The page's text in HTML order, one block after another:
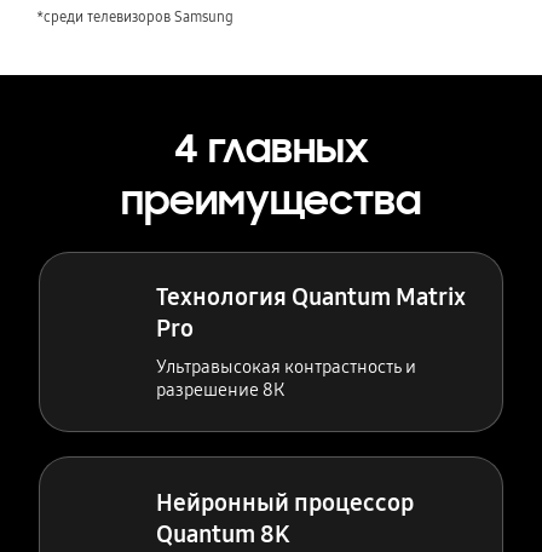
*среди телевизоров Samsung
4 главных
преимущества
Технология Quantum Matrix
Pro
Ультравысокая контрастность и
разрешение 8К
Нейронный процессор
Quantum 8K